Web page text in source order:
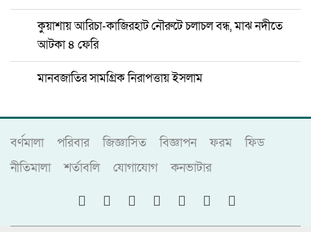
কুয়াশায় আরিচা-কাজিরহাট নৌরুটে চলাচল বন্ধ, মাঝ নদীতে
আটকা ৪ ফেরি
মানবজাতির সামগ্রিক নিরাপত্তায় ইসলাম
বর্ণমালা পরিবার জিজ্ঞাসিত বিজ্ঞাপন ফরম
ফিড
নীতিমালা
শর্তাবলি যোগাযোগ কনভাটার